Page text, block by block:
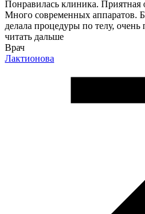
Понравилась клиника. Приятная
Много современных аппаратов.
делала процедуры по телу, очень
читать дальше
Врач
Лактионова